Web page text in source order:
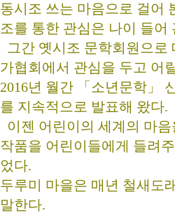
동시조 쓰는 마음으로 걸어
조를 통한 관심은 나이 들어
그간 옛시조 문학회원으로
가협회에서 관심을 두고 어
2016년 월간 「소년문학」
를 지속적으로 발표해 왔다.
이젠 어린이의 세계의 마
작품을 어린이들에게 들려
었다.
두루미 마을은 매년 철새도
말한다.